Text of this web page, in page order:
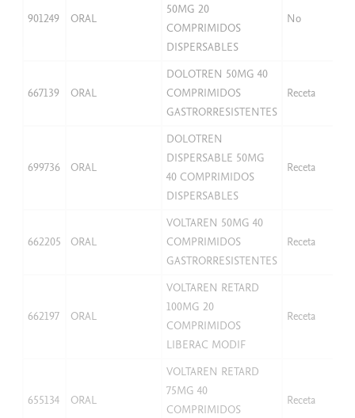
901249 ORAL
50MG 20
COMPRIMIDOS
DISPERSABLES
No
667139 ORAL
DOLOTREN 50MG 40
COMPRIMIDOS
GASTRORRESISTENTES
Receta
699736 ORAL
DOLOTREN
DISPERSABLE 50MG
40 COMPRIMIDOS
DISPERSABLES
Receta
662205 ORAL
VOLTAREN 50MG 40
COMPRIMIDOS
GASTRORRESISTENTES
Receta
662197 ORAL
VOLTAREN RETARD
100MG 20
COMPRIMIDOS
LIBERAC MODIF
Receta
655134 ORAL
VOLTAREN RETARD
75MG 40
COMPRIMIDOS
Receta